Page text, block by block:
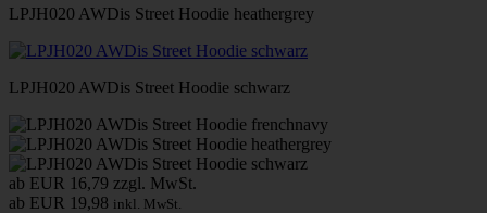
LPJH020 AWDis Street Hoodie heathergrey
LPJH020 AWDis Street Hoodie schwarz
ab EUR 16,79 zzgl. MwSt.
ab EUR 19,98 inkl. MwSt.